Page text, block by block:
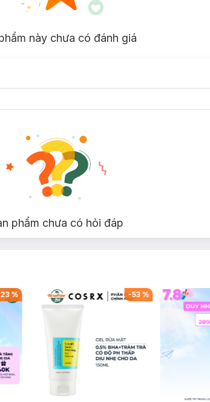
này chưa có đánh giá
phẩm chưa có hỏi đáp
23% -53%